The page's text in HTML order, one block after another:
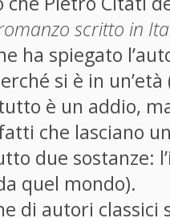
scritto in
ha spiegato
si è in
è un addio,
che lasciano
due sostanze:
quel mondo).
di autori